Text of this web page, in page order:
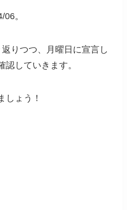
。
りつつ、月曜日に宣言し
認していきます。
しょう！